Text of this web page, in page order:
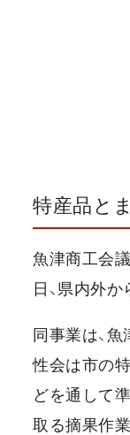
特産品と
魚津商工会
日、県内外
同事業は、
性会は市の
どを通して
取る摘果作